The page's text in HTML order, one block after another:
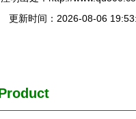
更新时间：2026-08-06